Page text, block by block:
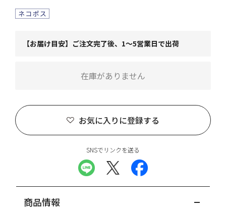
【お届け目安】ご注文完了後、1～5営業日で出荷
お気に入りに登録する
在庫がありません
SNSでリンクを送る
商品情報